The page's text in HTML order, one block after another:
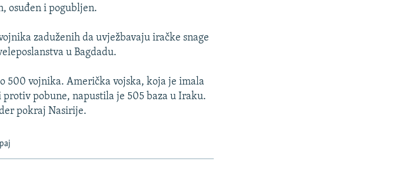
osuđen i pogubljen.
zaduženih da uvježbavaju iračke snage
u Bagdadu.
500 vojnika. Američka vojska, koja je imala
pobune, napustila je 505 baza u Iraku.
pokraj Nasirije.